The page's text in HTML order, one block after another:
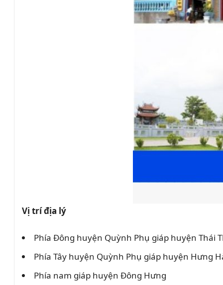
Vị trí địa lý
Phía Đông huyện Quỳnh Phụ giáp huyện Thái
Phía Tây huyện Quỳnh Phụ giáp huyện Hưng
Phía nam giáp huyện Đông Hưng